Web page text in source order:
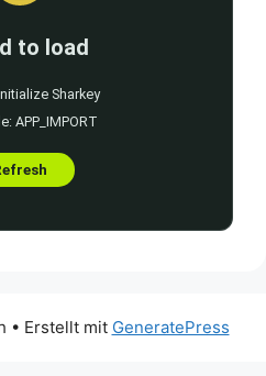
• Erstellt mit GeneratePress